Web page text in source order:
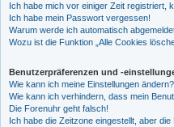
Ich habe mich vor einiger Zeit registriert,
Ich habe mein Passwort vergessen!
Warum werde ich automatisch
Wozu ist die Funktion „Alle Cookies
Benutzerpräferenzen und -
Wie kann ich meine Einstellungen ändern?
Wie kann ich verhindern, dass mein
Die Forenuhr geht falsch!
Ich habe die Zeitzone eingestellt, aber